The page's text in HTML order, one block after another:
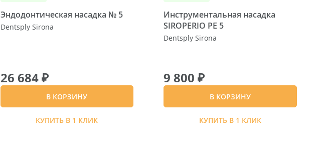
Эндодонтическая насадка № 5
Dentsply Sirona
26 684 ₽
В КОРЗИНУ
КУПИТЬ В 1 КЛИК
Инструментальная насадка
SIROPERIO PE 5
Dentsply Sirona
9 800 ₽
В КОРЗИНУ
КУПИТЬ В 1 КЛИК